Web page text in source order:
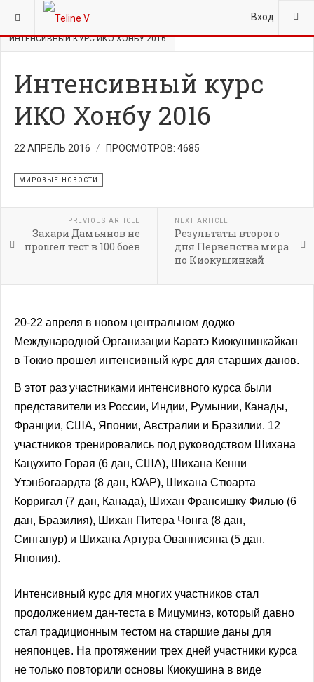
Вход
ВЫ ЗДЕСЬ: ГЛАВНАЯ МИРОВЫЕ НОВОСТИ
ИНТЕНСИВНЫЙ КУРС ИКО ХОНБУ 2016
Интенсивный курс
ИКО Хонбу 2016
22 АПРЕЛЬ 2016 ПРОСМОТРОВ: 4685
МИРОВЫЕ НОВОСТИ
PREVIOUS ARTICLE
Захари Дамьянов не
прошел тест в 100 боёв
NEXT ARTICLE
Результаты второго
дня Первенства мира
по Киокушинкай
20-22 апреля в новом центральном доджо
Международной Организации Каратэ Киокушинкайкан
в Токио прошел интенсивный курс для старших данов.
В этот раз участниками интенсивного курса были
представители из России, Индии, Румынии, Канады,
Франции, США, Японии, Австралии и Бразилии. 12
участников тренировались под руководством Шихана
Кацухито Горая (6 дан, США), Шихана Кенни
Утэнбогаардта (8 дан, ЮАР), Шихана Стюарта
Корригал (7 дан, Канада), Шихан Франсишку Филью (6
дан, Бразилия), Шихан Питера Чонга (8 дан,
Сингапур) и Шихана Артура Ованнисяна (5 дан,
Япония).
Интенсивный курс для многих участников стал
продолжением дан-теста в Мицуминэ, который давно
стал традиционным тестом на старшие даны для
неяпонцев. На протяжении трех дней участники курса
не только повторили основы Киокушина в виде